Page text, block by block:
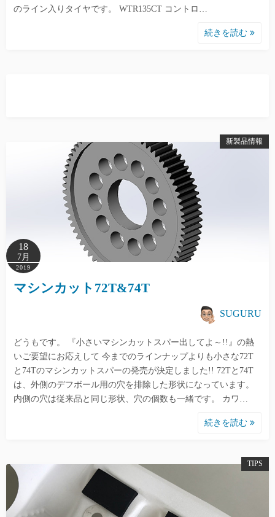
のライン入りタイヤです。 WTR135CT コントロ…
続きを読む
新製品情報
18
7月
2019
マシンカット72T&74T
SUGURU
どうもです。 『小さいマシンカットスパー出してよ～!!』の熱
いご要望にお応えして 今までのラインナップよりも小さな72T
と74Tのマシンカットスパーの発売が決定しました!! 72Tと74T
は、外側のデフボール用の穴を排除した形状になっています。
内側の穴は従来品と同じ形状、穴の個数も一緒です。 カワ…
続きを読む
TIPS